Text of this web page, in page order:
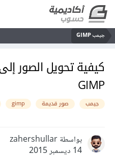
جيمب GIMP
كيفية تحويل الصور
GIMP
جيمب صور قديمة gimp
بواسطة zahershullar
14 ديسمبر 2015